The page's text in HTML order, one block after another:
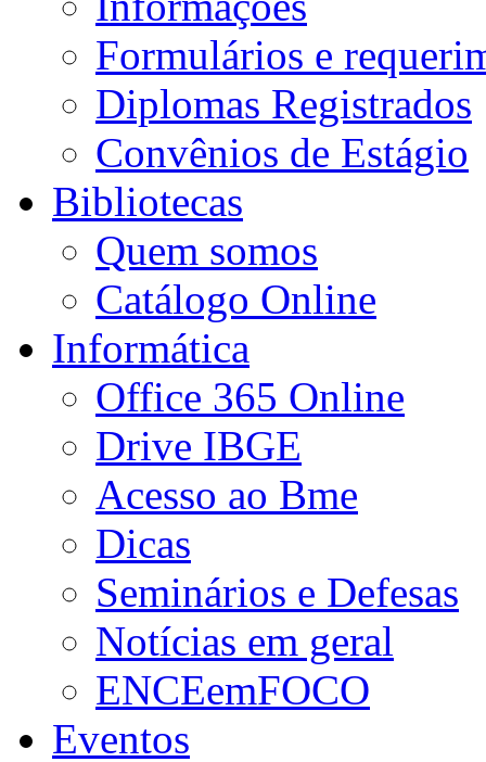
Formulários e
Diplomas Registrados
Convênios de Estágio
Bibliotecas
Quem somos
Catálogo Online
Informática
Office 365 Online
Drive IBGE
Acesso ao Bme
Dicas
Seminários e Defesas
Notícias em geral
ENCEemFOCO
Eventos